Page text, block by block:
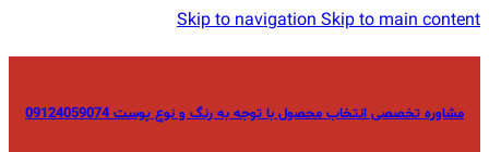
Skip to navigationSkip to main content
مشاوره تخصصی انتخاب محصول با توجه به رنگ و نوع پوست 09124059074